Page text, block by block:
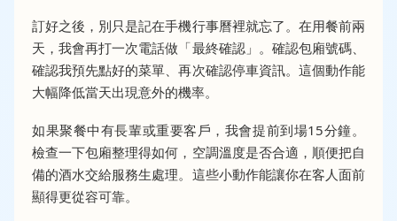
訂好之後，別只是記在手機行事曆裡就忘了。在用餐前兩
天，我會再打一次電話做「最終確認」。確認包廂號碼、
確認我預先點好的菜單、再次確認停車資訊。這個動作能
大幅降低當天出現意外的機率。
如果聚餐中有長輩或重要客戶，我會提前到場15分鐘。
檢查一下包廂整理得如何，空調溫度是否合適，順便把自
備的酒水交給服務生處理。這些小動作能讓你在客人面前
顯得更從容可靠。